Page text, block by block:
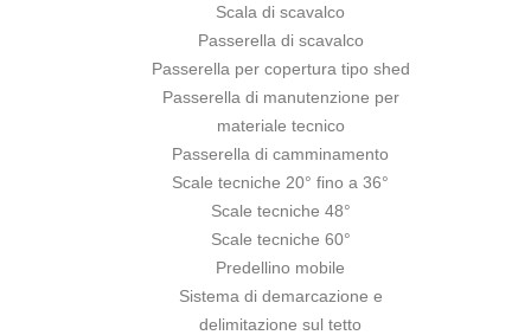
Scala di scavalco
Passerella di scavalco
Passerella per copertura tipo shed
Passerella di manutenzione per
materiale tecnico
Passerella di camminamento
Scale tecniche 20° fino a 36°
Scale tecniche 48°
Scale tecniche 60°
Predellino mobile
Sistema di demarcazione e
delimitazione sul tetto